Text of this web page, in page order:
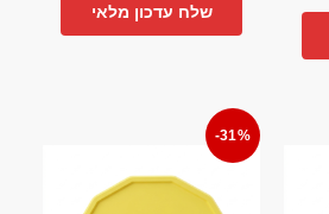
שלח עדכון מלאי
-31%